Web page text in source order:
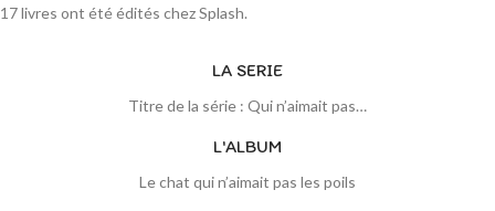
17 livres ont été édités chez Splash.
LA SERIE
Titre de la série : Qui n’aimait pas…
L'ALBUM
Le chat qui n’aimait pas les poils